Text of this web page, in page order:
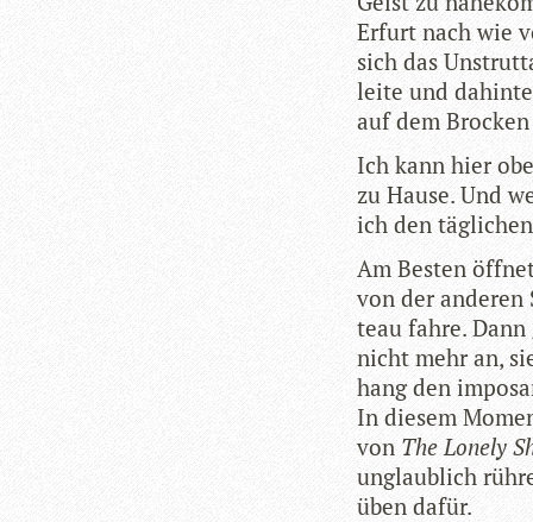
Erfurt nach wie
sich das
leite und
auf dem
Ich kann hier
zu Hause. Und
ich den
Am Bes­ten
von der
teau fahre.
nicht mehr an,
hang den
In die­sem
von The Lonely
unglaub­lich
üben dafür.